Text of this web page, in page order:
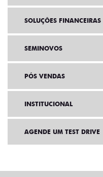
SOLUÇÕES FINANCEIRAS
SEMINOVOS
PÓS VENDAS
INSTITUCIONAL
AGENDE UM TEST DRIVE